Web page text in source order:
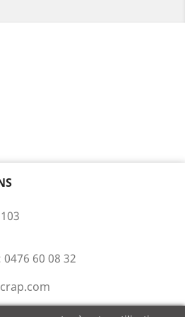
0476 60 08 32